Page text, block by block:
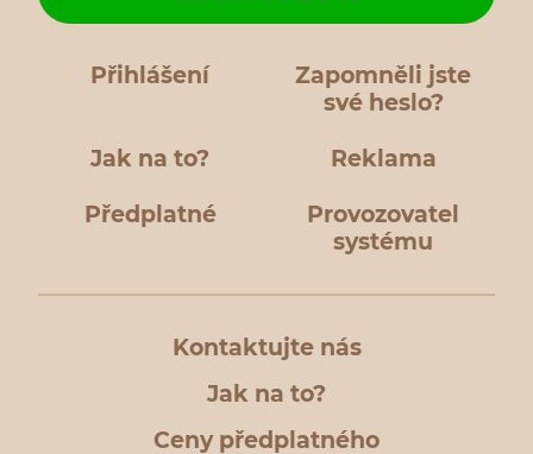
Přihlášení
Zapomněli jste
své heslo?
Jak na to? Reklama
Předplatné
Provozovatel
systému
Kontaktujte nás
Jak na to?
Ceny předplatného